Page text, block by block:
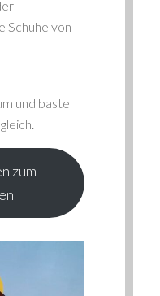
Schuhe von
und bastel
zum